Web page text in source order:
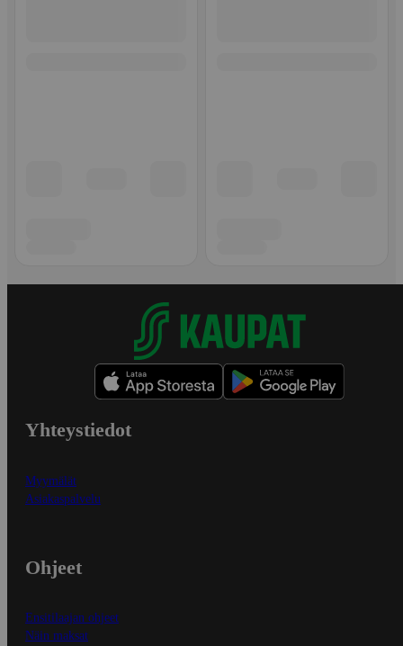
Yhteystiedot
Myymälät
Asiakaspalvelu
Ohjeet
Ensitilaajan ohjeet
Näin maksat